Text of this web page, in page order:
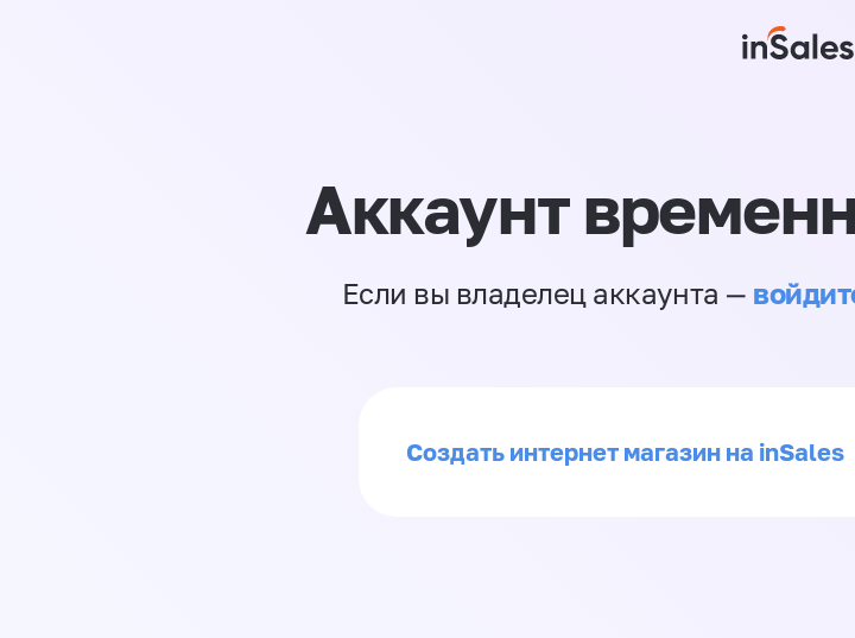
Аккаунт
Если вы владелец аккаунта —
Создать интернет магазин на inSales